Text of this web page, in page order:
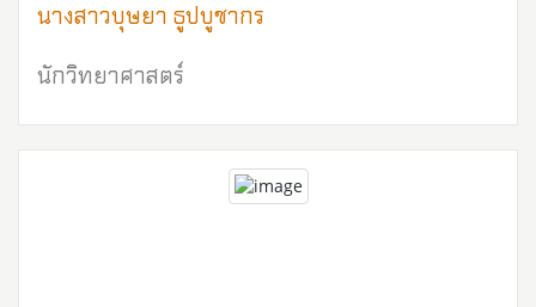
นางสาวบุษยา ธูปบูชากร
นักวิทยาศาสตร์